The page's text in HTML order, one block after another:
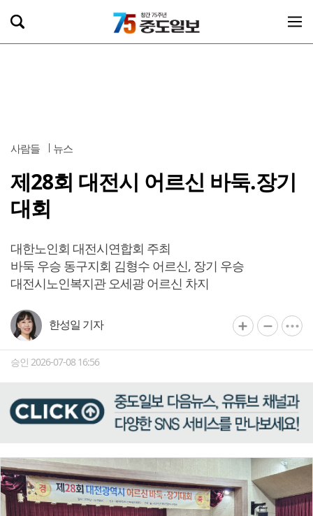
사람들 뉴스
제28회 대전시 어르신 바둑.장기
대회
대한노인회 대전시연합회 주최
바둑 우승 동구지회 김형수 어르신, 장기 우승
대전시노인복지관 오세광 어르신 차지
한성일 기자
승인 2026-07-08 16:56